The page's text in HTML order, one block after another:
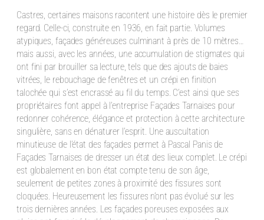
Castres, certaines maisons racontent une histoire dès le premier
regard. Celle-ci, construite en 1936, en fait partie. Volumes
atypiques, façades généreuses culminant à près de 10 mètres…
mais aussi, avec les années, une accumulation de stigmates qui
ont fini par brouiller sa lecture, tels que des ajouts de baies
vitrées, le rebouchage de fenêtres et un crépi en finition
talochée qui s’est encrassé au fil du temps. C’est ainsi que ses
propriétaires font appel à l’entreprise Façades Tarnaises pour
redonner cohérence, élégance et protection à cette architecture
singulière, sans en dénaturer l’esprit. Une auscultation
minutieuse de l’état des façades permet à Pascal Panis de
Façades Tarnaises de dresser un état des lieux complet. Le crépi
est globalement en bon état compte tenu de son âge,
seulement de petites zones à proximité des fissures sont
cloquées. Heureusement les fissures n’ont pas évolué sur les
trois dernières années. Les façades poreuses exposées aux